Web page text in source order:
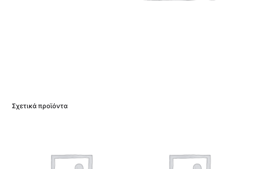
Σχετικά προϊόντα